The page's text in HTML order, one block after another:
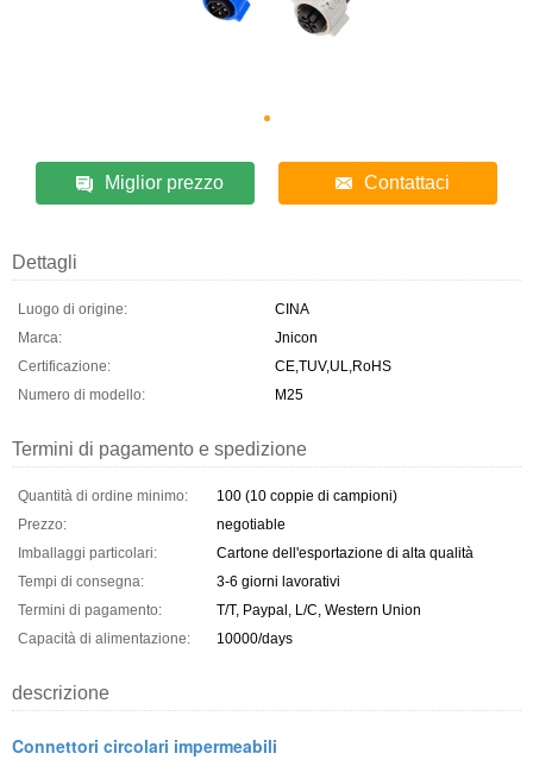
Miglior prezzo Contattaci
Dettagli
Luogo di origine:
CINA
Marca:
Jnicon
Certificazione:
CE,TUV,UL,RoHS
Numero di modello:
M25
Termini di pagamento e spedizione
Quantità di ordine minimo:
100 (10 coppie di campioni)
Prezzo:
negotiable
Imballaggi particolari:
Cartone dell'esportazione di alta qualità
Tempi di consegna:
3-6 giorni lavorativi
Termini di pagamento:
T/T, Paypal, L/C, Western Union
Capacità di alimentazione:
10000/days
descrizione
Connettori circolari impermeabili